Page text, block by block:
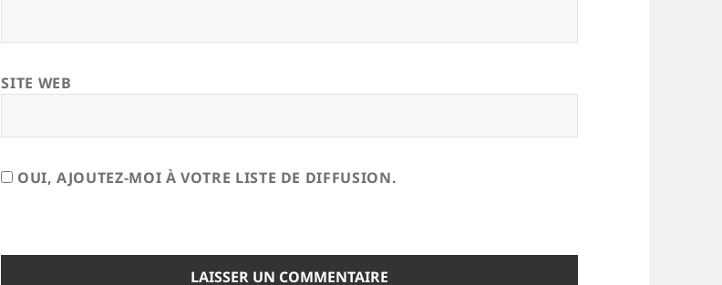
SITE WEB
OUI, AJOUTEZ-MOI À VOTRE LISTE DE DIFFUSION.